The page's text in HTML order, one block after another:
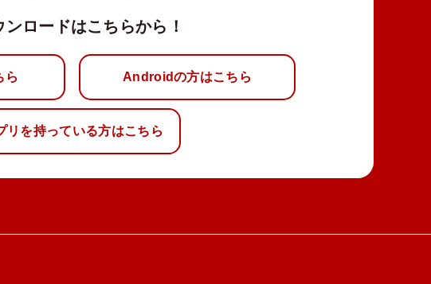
ンロードはこちらから！
ら Androidの方はこちら
リを持っている方はこちら